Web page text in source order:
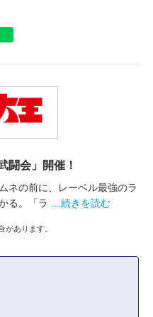
闘会」開催！
ネの前に、レーベル最強のラ
る。「ラ
…続きを読む
あります。